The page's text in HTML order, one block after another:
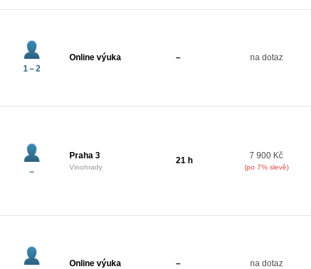
1 – 2
Online výuka – na dotaz
–
Praha 3
Vinohrady
21 h 7 900 Kč
(po 7% slevě)
Online výuka – na dotaz